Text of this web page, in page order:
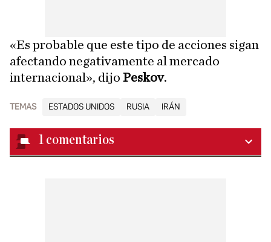
«Es probable que este tipo de acciones sigan
afectando negativamente al mercado
internacional», dijo Peskov.
TEMAS ESTADOS UNIDOS RUSIA IRÁN
1 comentarios